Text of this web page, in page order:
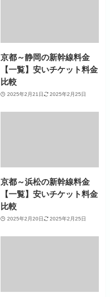
京都～静岡の新幹線料金
【一覧】安いチケット料金
比較
2025年2月21日 2025年2月25日
京都～浜松の新幹線料金
【一覧】安いチケット料金
比較
2025年2月20日 2025年2月25日